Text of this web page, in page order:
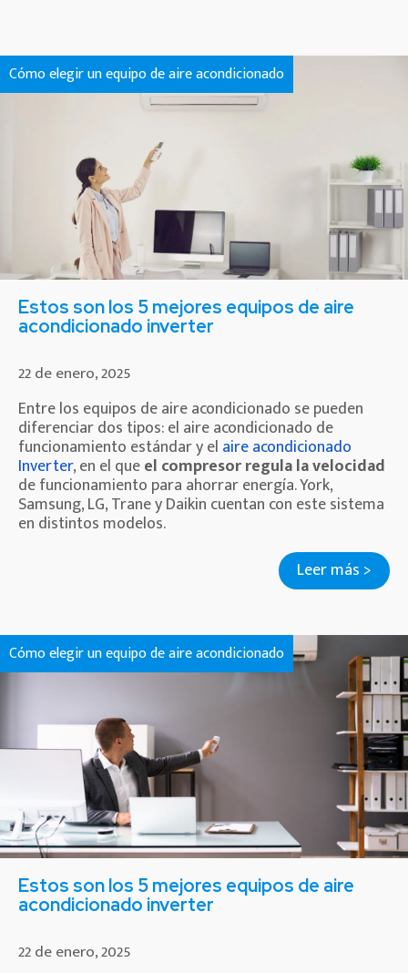
Cómo elegir un equipo de aire acondicionado
Estos son los 5 mejores equipos de aire
acondicionado inverter
22 de enero, 2025
Entre los equipos de aire acondicionado se pueden
diferenciar dos tipos: el aire acondicionado de
funcionamiento estándar y el aire acondicionado
Inverter, en el queel compresor regula la velocidad
de funcionamiento para ahorrar energía. York,
Samsung, LG, Trane y Daikin cuentan con este sistema
en distintos modelos.
Leer más >
Cómo elegir un equipo de aire acondicionado
Estos son los 5 mejores equipos de aire
acondicionado inverter
22 de enero, 2025